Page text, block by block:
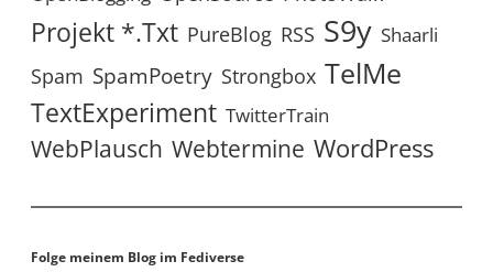
Projekt *.txt PureBlog RSS S9y Shaarli
Spam SpamPoetry Strongbox TelMe
TextExperiment TwitterTrain
WebPlausch Webtermine WordPress
Folge meinem Blog im Fediverse